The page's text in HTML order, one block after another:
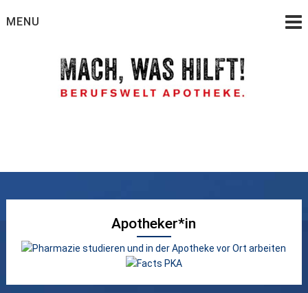
toMENU
Apothekerkammer
Hamburg
Apotheker*in